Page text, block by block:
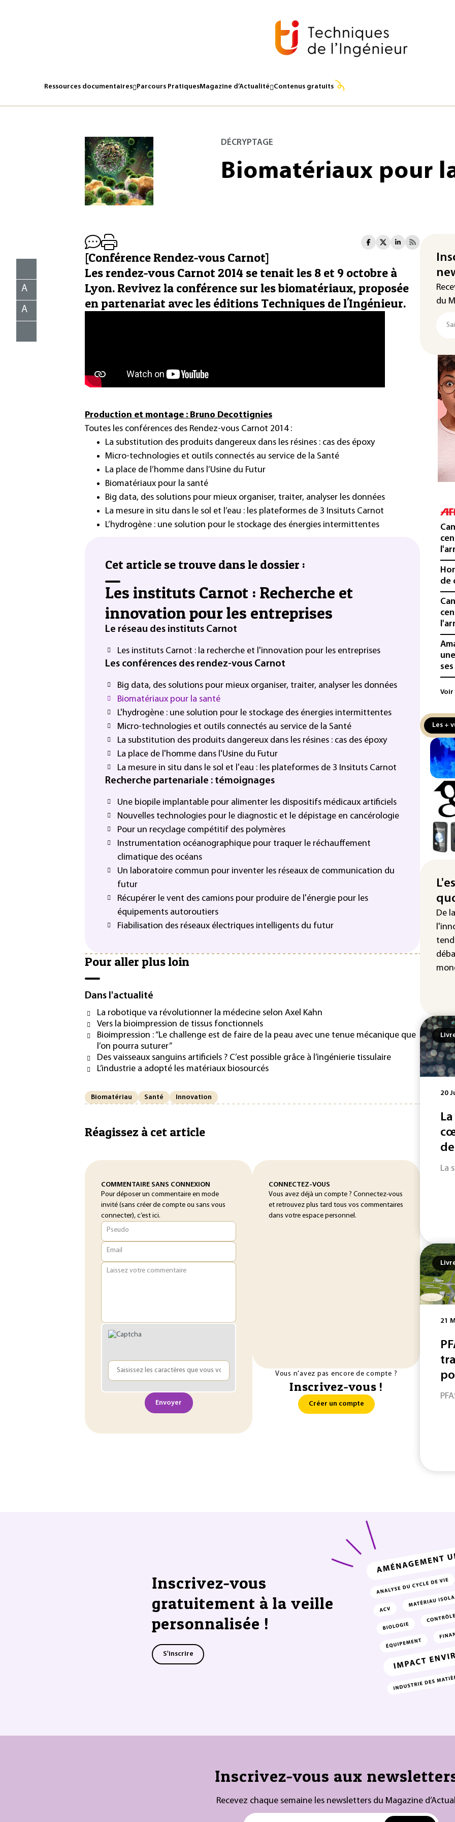
Ressources documentaires Parcours PratiquesMagazine d’Actualité Contenus gratuits
DÉCRYPTAGE
Biomatériaux pour
A
A
[Conférence Rendez-vous Carnot]
Les rendez-vous Carnot 2014 se tenait les 8 et 9 octobre à
Lyon. Revivez la conférence sur les biomatériaux, proposée
en partenariat avec les éditions Techniques de l'Ingénieur.
Production et montage : Bruno Decottignies
Toutes les conférences des Rendez-vous Carnot 2014 :
La substitution des produits dangereux dans les résines : cas des époxy
Micro-technologies et outils connectés au service de la Santé
La place de l’homme dans l’Usine du Futur
Biomatériaux pour la santé
Big data, des solutions pour mieux organiser, traiter, analyser les données
La mesure in situ dans le sol et l’eau : les plateformes de 3 Insituts Carnot
L’hydrogène : une solution pour le stockage des énergies intermittentes
Cet article se trouve dans le dossier :
Les instituts Carnot : Recherche et
innovation pour les entreprises
Le réseau des instituts Carnot
Les instituts Carnot : la recherche et l'innovation pour les entreprises
Les conférences des rendez-vous Carnot
Big data, des solutions pour mieux organiser, traiter, analyser les données
Biomatériaux pour la santé
L'hydrogène : une solution pour le stockage des énergies intermittentes
Micro-technologies et outils connectés au service de la Santé
La substitution des produits dangereux dans les résines : cas des époxy
La place de l'homme dans l'Usine du Futur
La mesure in situ dans le sol et l'eau : les plateformes de 3 Insituts Carnot
Recherche partenariale : témoignages
Une biopile implantable pour alimenter les dispositifs médicaux artificiels
Nouvelles technologies pour le diagnostic et le dépistage en cancérologie
Pour un recyclage compétitif des polymères
Instrumentation océanographique pour traquer le réchauffement
climatique des océans
Un laboratoire commun pour inventer les réseaux de communication du
futur
Récupérer le vent des camions pour produire de l'énergie pour les
équipements autoroutiers
Fiabilisation des réseaux électriques intelligents du futur
Pour aller plus loin
Dans l'actualité
La robotique va révolutionner la médecine selon Axel Kahn
Vers la bioimpression de tissus fonctionnels
Bioimpression : “Le challenge est de faire de la peau avec une tenue mécanique que
l’on pourra suturer”
Des vaisseaux sanguins artificiels ? C’est possible grâce à l’ingénierie tissulaire
L’industrie a adopté les matériaux biosourcés
Biomatériau Santé Innovation
Réagissez à cet article
COMMENTAIRE SANS CONNEXION
Pour déposer un commentaire en mode
invité (sans créer de compte ou sans vous
connecter), c’est ici.
Pseudo
Email
Laissez votre commentaire
Envoyer
CONNECTEZ-VOUS
Vous avez déjà un compte ? Connectez-vous
et retrouvez plus tard tous vos commentaires
dans votre espace personnel.
Vous n'avez pas encore de compte ?
Inscrivez-vous !
Créer un compte
du
de
de
de
de
La
aux
la
au
la
Voir
Les +
De
20
La
21
Inscrivez-vous
gratuitement à la veille
personnalisée !
S'inscrire
Inscrivez-vous aux
Recevez chaque semaine les newsletters du Magazine